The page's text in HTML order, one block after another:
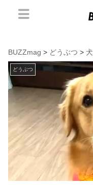
BUZZmag > どうぶつ > 犬
どうぶつ